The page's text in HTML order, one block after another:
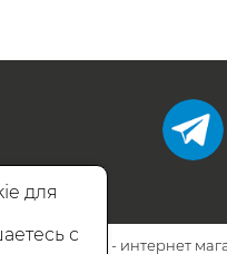
© 2026 Walls.ru - интернет
для
с